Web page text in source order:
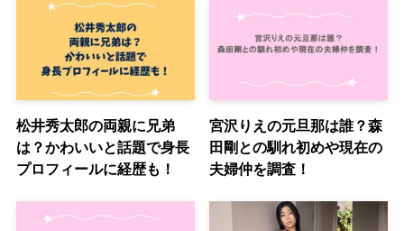
松井秀太郎の両親に兄弟
は？かわいいと話題で身長
プロフィールに経歴も！
宮沢りえの元旦那は誰？森
田剛との馴れ初めや現在の
夫婦仲を調査！